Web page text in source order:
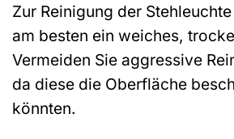
Zur Reinigung der
am besten ein weiches,
Vermeiden Sie aggressive
da diese die Oberfläche
könnten.